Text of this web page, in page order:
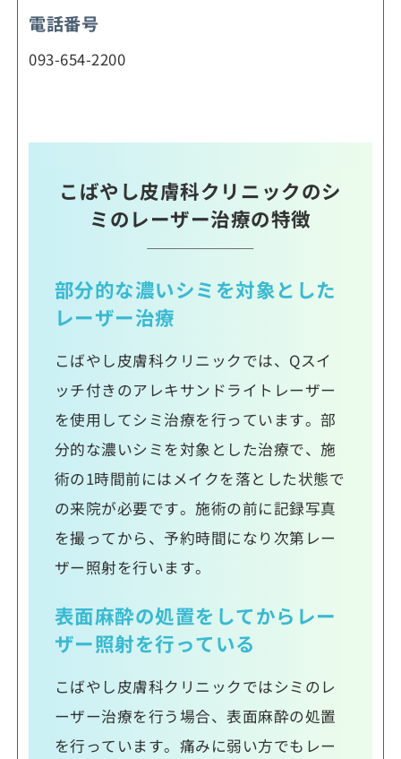
電話番号
093-654-2200
こばやし皮膚科クリニックのシ
ミのレーザー治療の特徴
部分的な濃いシミを対象とした
レーザー治療
こばやし皮膚科クリニックでは、Qスイ
ッチ付きのアレキサンドライトレーザー
を使用してシミ治療を行っています。部
分的な濃いシミを対象とした治療で、施
術の1時間前にはメイクを落とした状態で
の来院が必要です。施術の前に記録写真
を撮ってから、予約時間になり次第レー
ザー照射を行います。
表面麻酔の処置をしてからレー
ザー照射を行っている
こばやし皮膚科クリニックではシミのレ
ーザー治療を行う場合、表面麻酔の処置
を行っています。痛みに弱い方でもレー